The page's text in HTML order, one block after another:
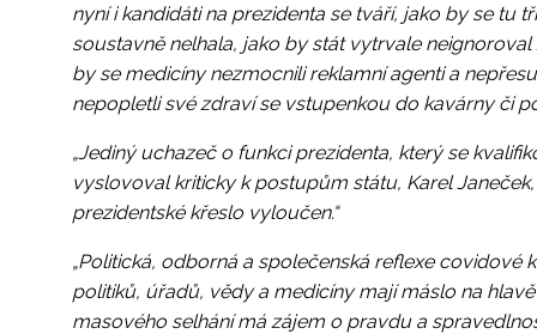
nyní i kandidáti na prezidenta se tváří, jako by se tu
soustavně nelhala, jako by stát vytrvale
by se medicíny nezmocnili reklamní agenti a
nepopletli své zdraví se vstupenkou do kavárny či
„Jediný uchazeč o funkci prezidenta, který se
vyslovoval kriticky k postupům státu, Karel
prezidentské křeslo vyloučen.“
„Politická, odborná a společenská reflexe covidové
politiků, úřadů, vědy a medicíny mají máslo na
masového selhání má zájem o pravdu a